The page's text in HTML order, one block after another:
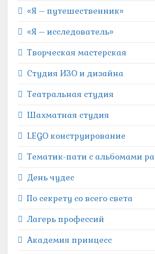
«Я – путешественник»
«Я – исследователь»
Творческая мастерская
Студия ИЗО и дизайна
Театральная студия
Шахматная студия
LEGO конструирование
Тематик-пати с альбомами
День чудес
По секрету со всего света
Лагерь профессий
Академия принцесс